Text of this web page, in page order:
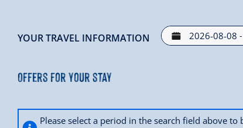
YOUR TRAVEL INFORMATION -
Offers for your stay
Please select a period in the search field above